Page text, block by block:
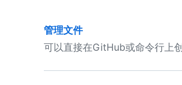
管理文件
可以直接在GitHub或命令行上